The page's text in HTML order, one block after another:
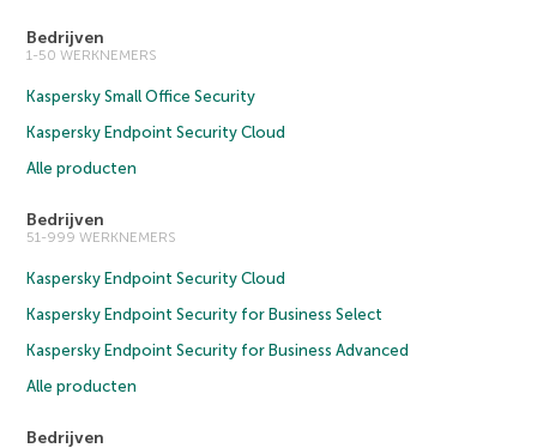
Bedrijven
1-50 WERKNEMERS
Kaspersky Small Office Security
Kaspersky Endpoint Security Cloud
Alle producten
Bedrijven
51-999 WERKNEMERS
Kaspersky Endpoint Security Cloud
Kaspersky Endpoint Security for Business Select
Kaspersky Endpoint Security for Business Advanced
Alle producten
Bedrijven